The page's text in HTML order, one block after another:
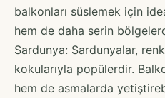
balkonları süslemek için
hem de daha serin
Sardunya: Sardunyalar,
kokularıyla popülerdir.
hem de asmalarda